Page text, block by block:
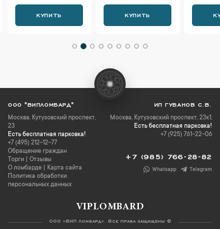
КУПИТЬ КУПИТЬ
ООО "ВИПЛОМБАРД"
Москва, Кутузовский проспект,
23
Есть бесплатная парковка!
+7 (495) 212-12-77
Обращение граждан
Торги
Отзывы
О ломбарде
Карта сайта
Политика обработки
персональных данных
ИП ГУБАНОВ С.В.
Москва, Кутузовский проспект, 23к1,
Есть бесплатная парковка!
+7 (925) 761-22-06
+7 (985) 766-28-82
Whatsapp Telegram
VIPLOMBARD
ООО «ВИП Ломбард». Все права защищены ©